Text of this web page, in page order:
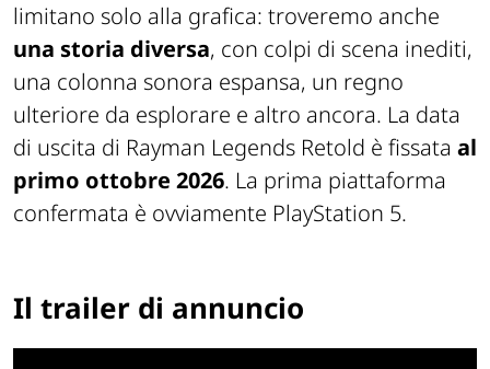
limitano solo alla grafica: troveremo anche
una storia diversa, con colpi di scena inediti,
una colonna sonora espansa, un regno
ulteriore da esplorare e altro ancora. La data
di uscita di Rayman Legends Retold è fissata al
primo ottobre 2026. La prima piattaforma
confermata è ovviamente PlayStation 5.
Il trailer di annuncio